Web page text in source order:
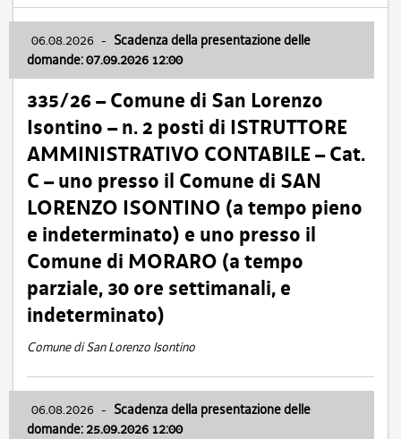
06.08.2026 - Scadenza della presentazione delle
domande: 07.09.2026 12:00
335/26 – Comune di San Lorenzo
Isontino – n. 2 posti di ISTRUTTORE
AMMINISTRATIVO CONTABILE – Cat.
C – uno presso il Comune di SAN
LORENZO ISONTINO (a tempo pieno
e indeterminato) e uno presso il
Comune di MORARO (a tempo
parziale, 30 ore settimanali, e
indeterminato)
Comune di San Lorenzo Isontino
06.08.2026 - Scadenza della presentazione delle
domande: 25.09.2026 12:00